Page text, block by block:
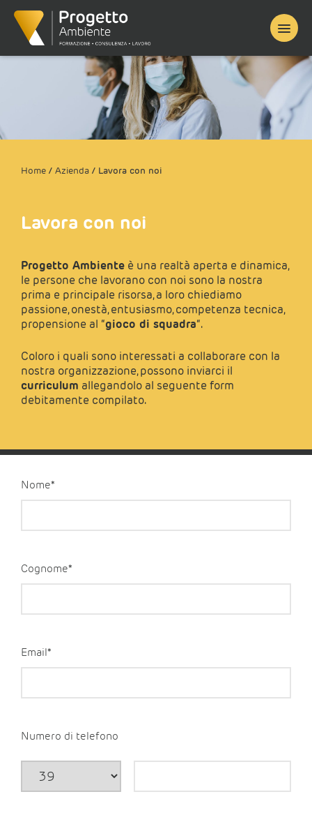
Home / Azienda / Lavora con noi
Lavora con noi
Progetto Ambiente è una realtà aperta e dinamica,
le persone che lavorano con noi sono la nostra
prima e principale risorsa, a loro chiediamo
passione, onestà, entusiasmo, competenza tecnica,
propensione al “gioco di squadra“.
Coloro i quali sono interessati a collaborare con la
nostra organizzazione, possono inviarci il
curriculum allegandolo al seguente form
debitamente compilato.
Nome*
Cognome*
Email*
Numero di telefono